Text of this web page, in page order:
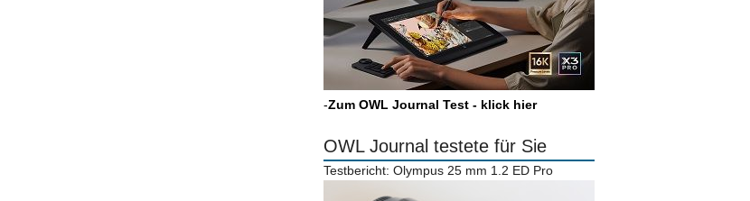
-Zum OWL Journal Test - klick hier
OWL Journal testete für Sie
Testbericht: Olympus 25 mm 1.2 ED Pro